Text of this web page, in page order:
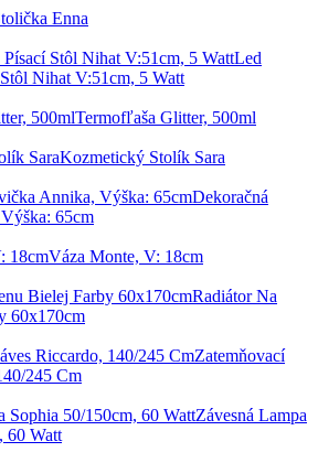
Enna
Led
Nihat V:51cm, 5 Watt
Termofľaša Glitter, 500ml
Kozmetický Stolík Sara
Dekoračná
65cm
Váza Monte, V: 18cm
Radiátor Na
60x170cm
Zatemňovací
245 Cm
Závesná Lampa
60 Watt